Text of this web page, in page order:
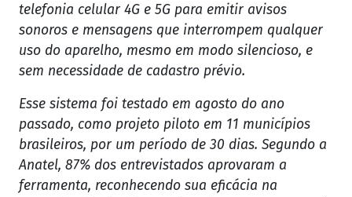
telefonia celular 4G e 5G para emitir avisos
sonoros e mensagens que interrompem qualquer
uso do aparelho, mesmo em modo silencioso, e
sem necessidade de cadastro prévio.
Esse sistema foi testado em agosto do ano
passado, como projeto piloto em 11 municípios
brasileiros, por um período de 30 dias. Segundo a
Anatel, 87% dos entrevistados aprovaram a
ferramenta, reconhecendo sua eficácia na